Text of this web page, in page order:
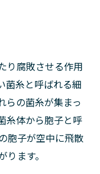
り腐敗させる作用
菌糸と呼ばれる細
らの菌糸が集まっ
糸体から胞子と呼
胞子が空中に飛散
ます。